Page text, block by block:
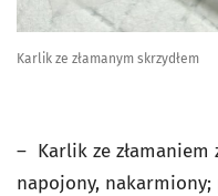
Karlik ze złamanym skrzydłem
– Karlik ze złamaniem
napojony,